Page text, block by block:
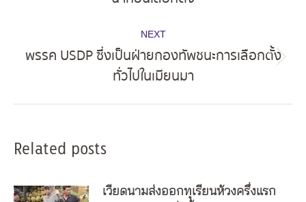
post:
NEXT
post:
พรรค USDP ซึ่งเป็นฝ่ายกองทัพชนะการเลือกตั้ง
ทั่วไปในเมียนมา
Related posts
เวียดนามส่งออกทุเรียนห้วงครึ่งแรก